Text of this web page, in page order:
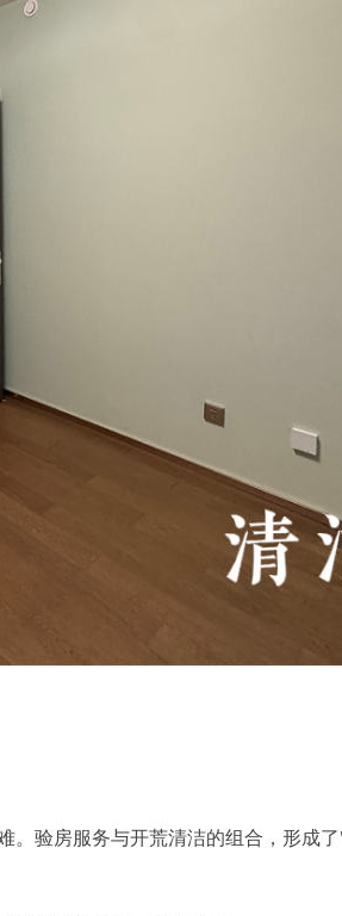
验房服务与开荒清洁的组合，形成